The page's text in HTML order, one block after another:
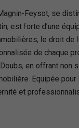
Feysot, se
est forte d’une
le droit de
de chaque
en offrant non
Equipée
et